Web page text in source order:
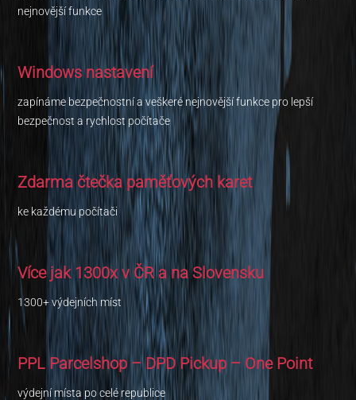
nejnovější funkce
Windows nastavení
zapínáme bezpečnostní a veškeré nejnovější funkce pro lepší
bezpečnost a rychlost počítače
Zdarma čtečka paměťových karet
ke každému počítači
Více jak 1300x v ČR a na Slovensku
1300+ výdejních míst
PPL Parcelshop – DPD Pickup – One Point
výdejní místa po celé republice